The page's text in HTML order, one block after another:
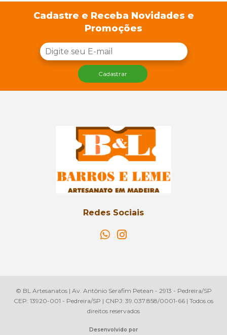
Cadastre e Receba Novidades e
Promoções
Cadastrar
Redes Sociais
© BL Artesanatos | Av. Antônio Serafim Petean - 2913 - Pedreira/SP
CEP: 13920-001 - Pedreira/SP | CNPJ: 39.037.858/0001-66 | Todos os
direitos reservados
Desenvolvido por